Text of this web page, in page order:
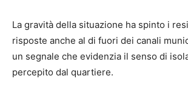
La gravità della situazione ha spinto i
risposte anche al di fuori dei canali
un segnale che evidenzia il senso di
percepito dal quartiere.